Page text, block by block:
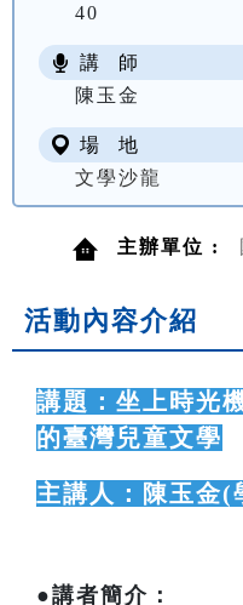
40
講 師
陳玉金
場 地
文學沙龍
主辦單位 :
活動內容介紹
講題：坐上時光
的臺灣兒童文學
主講人：陳玉金
●講者簡介：